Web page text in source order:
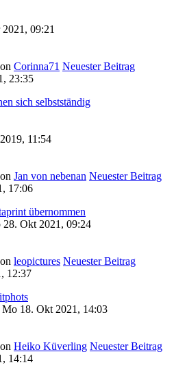
09:21
Corinna71 Neuester Beitrag
23:35
sich selbstständig
11:54
Jan von nebenan Neuester Beitrag
17:06
übernommen
28. Okt 2021, 09:24
leopictures Neuester Beitrag
12:37
Mo 18. Okt 2021, 14:03
Heiko Küverling Neuester Beitrag
14:14